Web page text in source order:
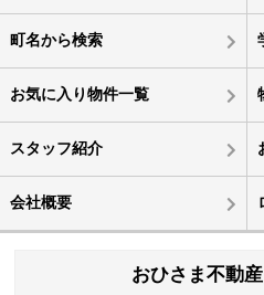
町名から検索
お気に入り物件一覧
スタッフ紹介
会社概要
おひさま不動